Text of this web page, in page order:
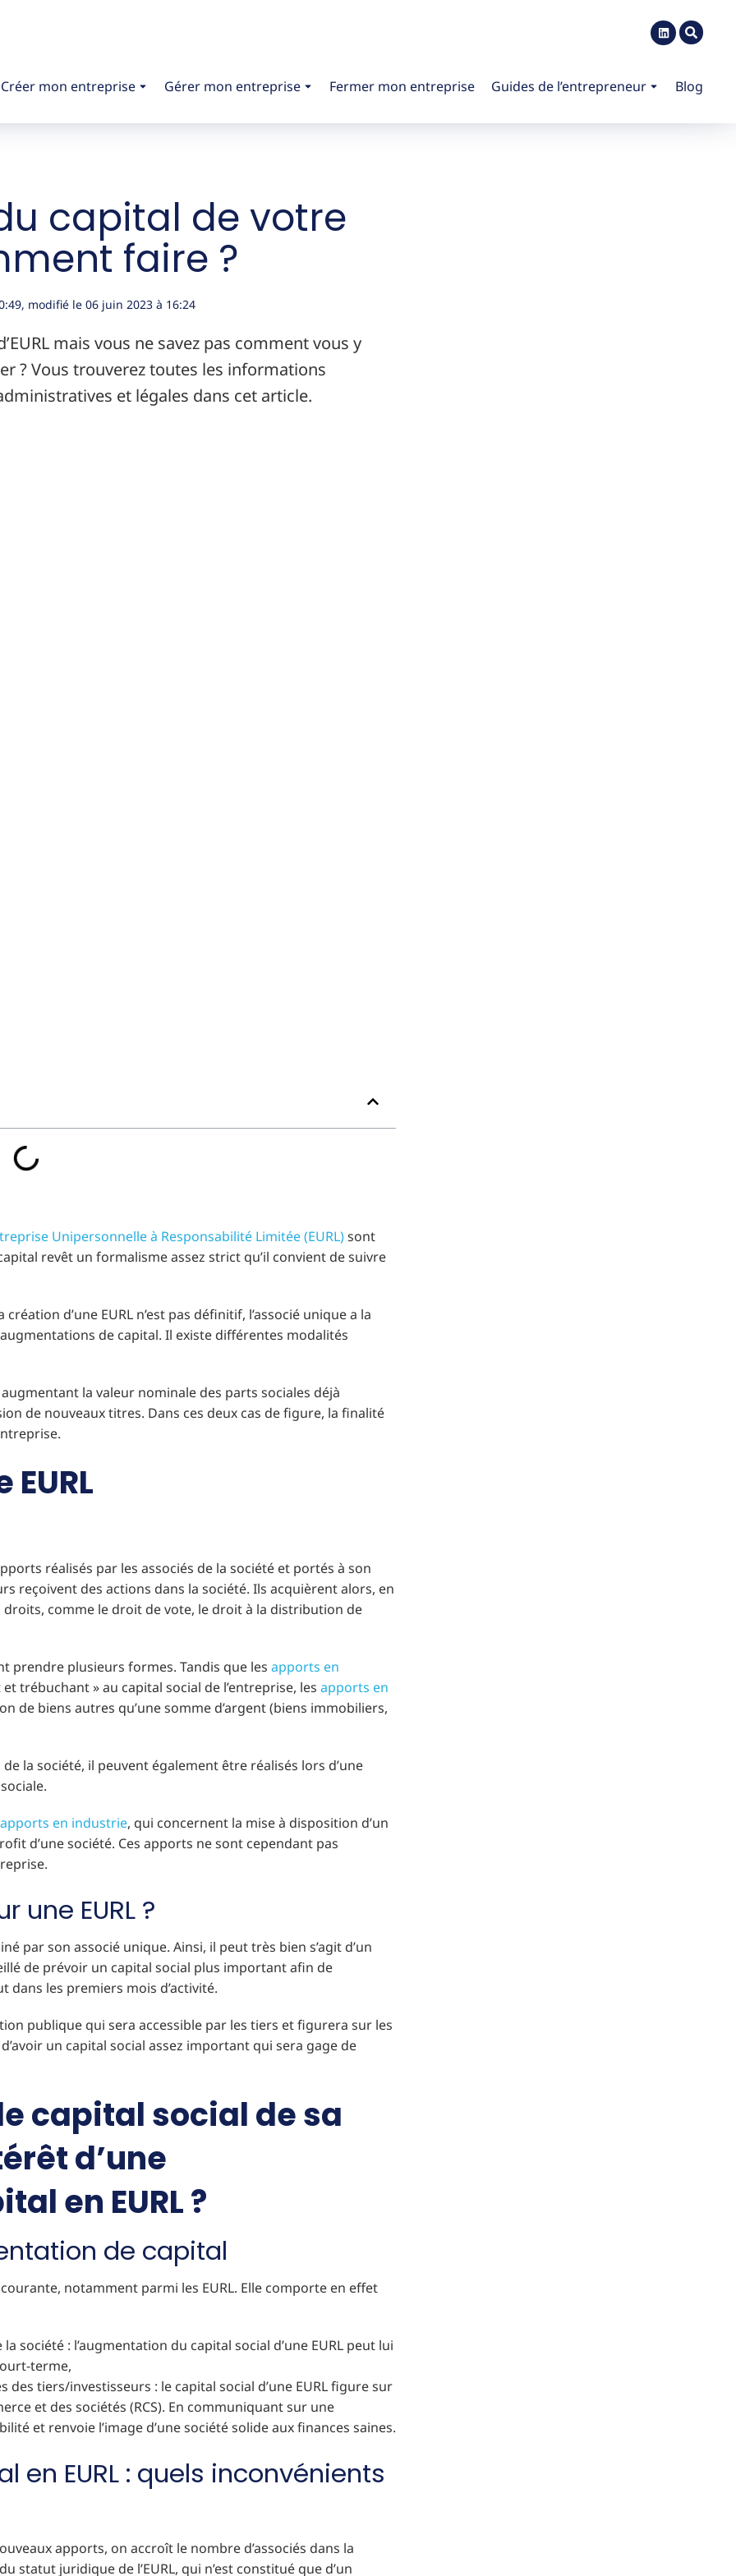
Créer mon entreprise Gérer mon entreprise Fermer mon entreprise Guides de l’entrepreneur Blog
capital de votre
faire ?
, modifié le 06 juin 2023 à 16:24
mais vous ne savez pas comment vous y
? Vous trouverez toutes les informations
et légales dans cet article.
Unipersonnelle à Responsabilité Limitée (EURL)sont
revêt un formalisme assez strict qu’il convient de suivre
d’une EURL n’est pas définitif, l’associé unique a la
de capital. Il existe différentes modalités
la valeur nominale des parts sociales déjà
de nouveaux titres. Dans ces deux cas de figure, la finalité
réalisés par les associés de la société et portés à son
reçoivent des actions dans la société. Ils acquièrent alors, en
droits, comme le droit de vote, le droit à la distribution de
prendre plusieurs formes. Tandis que les apports en
trébuchant » au capital social de l’entreprise, les apports en
de biens autres qu’une somme d’argent (biens immobiliers,
la société, il peuvent également être réalisés lors d’une
apports en industrie, qui concernent la mise à disposition d’un
d’une société. Ces apports ne sont cependant pas
EURL ?
par son associé unique. Ainsi, il peut très bien s’agit d’un
de prévoir un capital social plus important afin de
les premiers mois d’activité.
publique qui sera accessible par les tiers et figurera sur les
un capital social assez important qui sera gage de
capital social de sa
d’une
en EURL ?
de capital
notamment parmi les EURL. Elle comporte en effet
la société : l’augmentation du capital social d’une EURL peut lui
terme,
des tiers/investisseurs : le capital social d’une EURL figure sur
et des sociétés (RCS). En communiquant sur une
et renvoie l’image d’une société solide aux finances saines.
EURL : quels inconvénients
apports, on accroît le nombre d’associés dans la
juridique de l’EURL, qui n’est constitué que d’un